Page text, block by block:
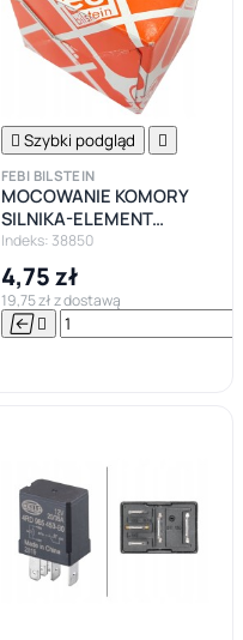


 Szybki podgląd 
FEBI BILSTEIN
MOCOWANIE KOMORY
SILNIKA-ELEMENT
GUMOWY AUDI A3 8P VW
GOLF V PASSAT B6
Indeks: 38850
4,75 zł
19,75 zł z dostawą
 